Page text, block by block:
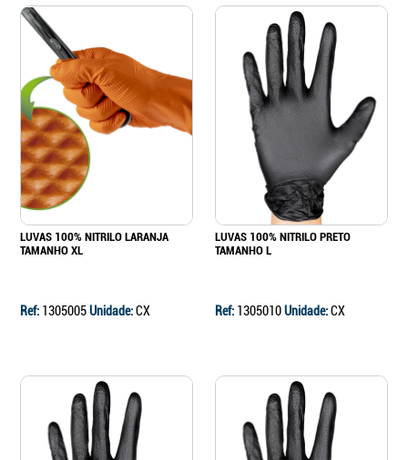
LUVAS 100% NITRILO LARANJA
TAMANHO XL
Ref: 1305005Unidade:CX
LUVAS 100% NITRILO PRETO
TAMANHO L
Ref: 1305010Unidade:CX